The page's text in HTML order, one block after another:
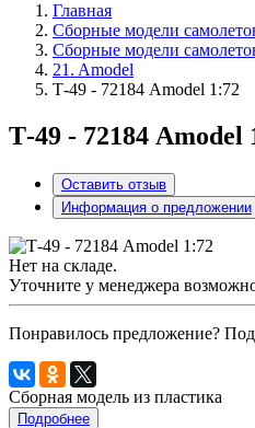
Главная
Сборные модели
Сборные модели
21. Amodel
Т-49 - 72184 Amodel 1:72
Т-49 - 72184 Amodel
Оставить отзыв
Информация о предложении
Нет на складе.
Уточните у менеджера
Понравилось предложение?
Сборная модель из пластика
Подробнее